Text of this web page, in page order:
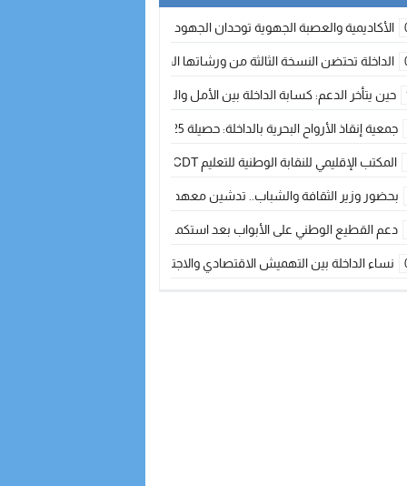
الأكاديمية والعصبة الجهوية توحدان الجهود لتطوير الممارسة الكروية بجهة
الداخلة تحتضن النسخة الثالثة من ورشاتها الدولية: تكوين متخصص في التراث
حين يتأخر الدعم: كسابة الداخلة بين الأمل والقلق ؟
جمعية إنقاذ الأرواح البحرية بالداخلة: حصيلة 2025 بين مهام الإنقاذ ومشروع “دار البحار”
المكتب الإقليمي للنقابة الوطنية للتعليم CDT يجتمع مع المدير الإقليمي لمناقشة ملفات جوهرية لنساء ورجال التعليم
بحضور وزير الثقافة والشباب.. تدشين معهد الموسيقى والفنون الكوريغرافية بالداخلة
دعم القطيع الوطني على الأبواب بعد استكمال الترقيم… الفلاحة المغربية
نساء الداخلة بين التهميش الاقتصادي والاجتماعي… في المؤسسات الإنتاجية